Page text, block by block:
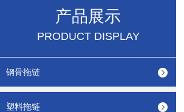
产品展示
PRODUCT DISPLAY
钢骨拖链
塑料拖链